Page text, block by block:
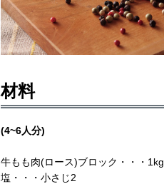
材料
(4~6人分)
牛もも肉(ロース)ブロック・・・1kg
塩・・・小さじ2